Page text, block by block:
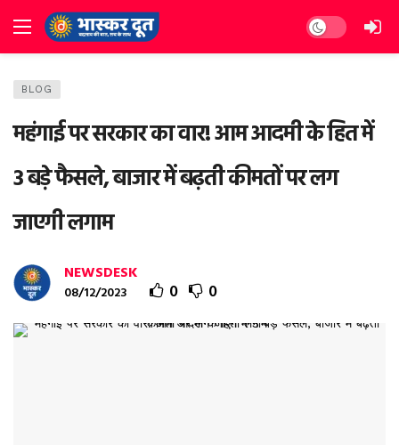
Dark mode
BLOG
महंगाई पर सरकार का वार! आम आदमी के हित में
3 बड़े फैसले, बाजार में बढ़ती कीमतों पर लग
जाएगी लगाम
NEWSDESK
08/12/2023 0 0